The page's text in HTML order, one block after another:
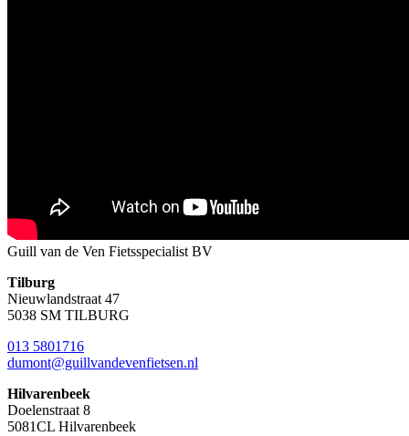
Guill van de Ven Fietsspecialist BV
Tilburg
Nieuwlandstraat 47
5038 SM TILBURG
013 5801716
dumont@guillvandevenfietsen.nl
Hilvarenbeek
Doelenstraat 8
5081CL Hilvarenbeek